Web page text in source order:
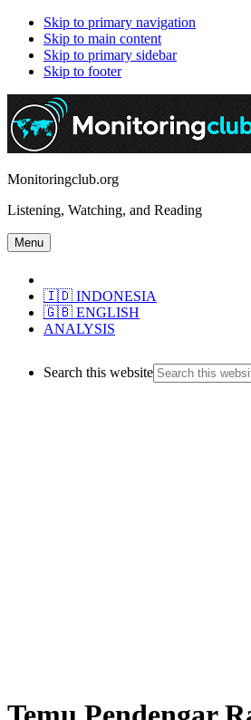
Skip to primary navigation
Skip to main content
Skip to primary sidebar
Skip to footer
Monitoringclub.org
Listening, Watching, and Reading
Menu
🇮🇩 INDONESIA
🇬🇧 ENGLISH
ANALYSIS
Search this website